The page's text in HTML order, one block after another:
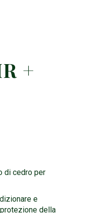
+
di cedro per
e
della